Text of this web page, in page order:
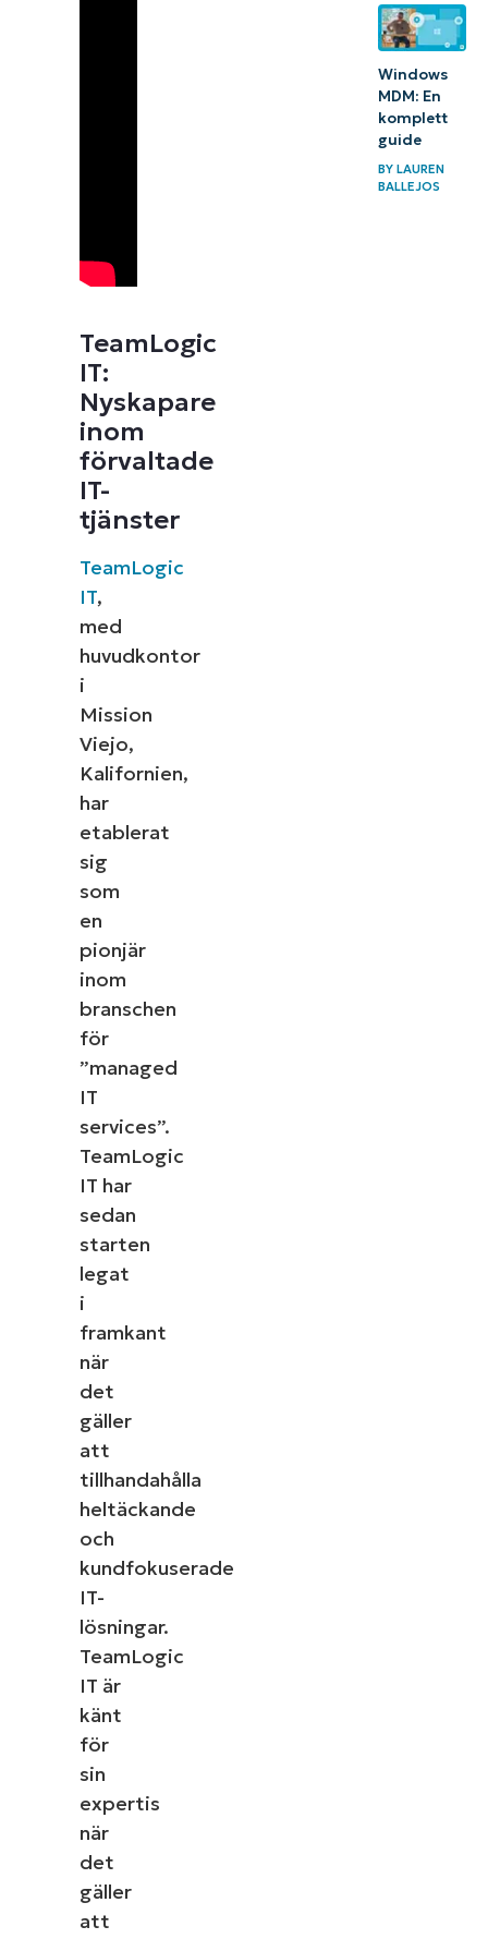
TeamLogic
IT:
Nyskapare
inom
förvaltade
IT-
tjänster
TeamLogic
IT,
med
huvudkontor
i
Mission
Viejo,
Kalifornien,
har
etablerat
sig
som
en
pionjär
inom
branschen
för
”managed
IT
services”.
TeamLogic
IT har
sedan
starten
legat
i
framkant
när
det
gäller
att
tillhandahålla
heltäckande
och
kundfokuserade
IT-
lösningar.
TeamLogic
IT är
känt
för
sin
expertis
när
det
gäller
att
Windows
MDM: En
komplett
guide
BYLAUREN
BALLEJOS